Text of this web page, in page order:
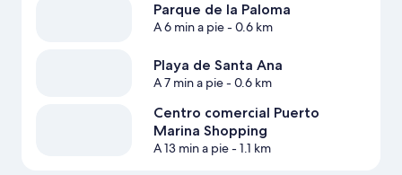
Parque de la Paloma
A 6 min a pie- 0.6 km
Playa de Santa Ana
A 7 min a pie- 0.6 km
Centro comercial Puerto
Marina Shopping
A 13 min a pie- 1.1 km